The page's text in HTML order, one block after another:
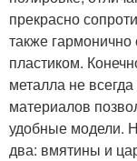
прекрасно
также
пластиком.
металла не
материалов
удобные модели.
два: вмятины и